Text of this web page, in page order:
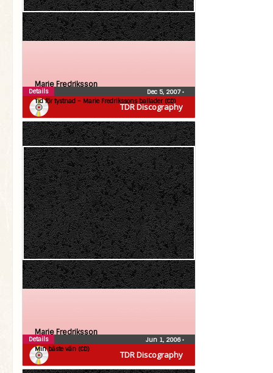
TDR Discography
Marie Fredriksson
Tid för tystnad – Marie Fredrikssons ballader (CD)
Dec 5, 2007•
Details
TDR Discography
Marie Fredriksson
Min bäste vän (CD)
Jun 1, 2006•
Details